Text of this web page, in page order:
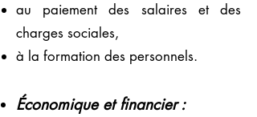
au paiement des salaires et des
charges sociales,
à la formation des personnels.
Économique et financier :